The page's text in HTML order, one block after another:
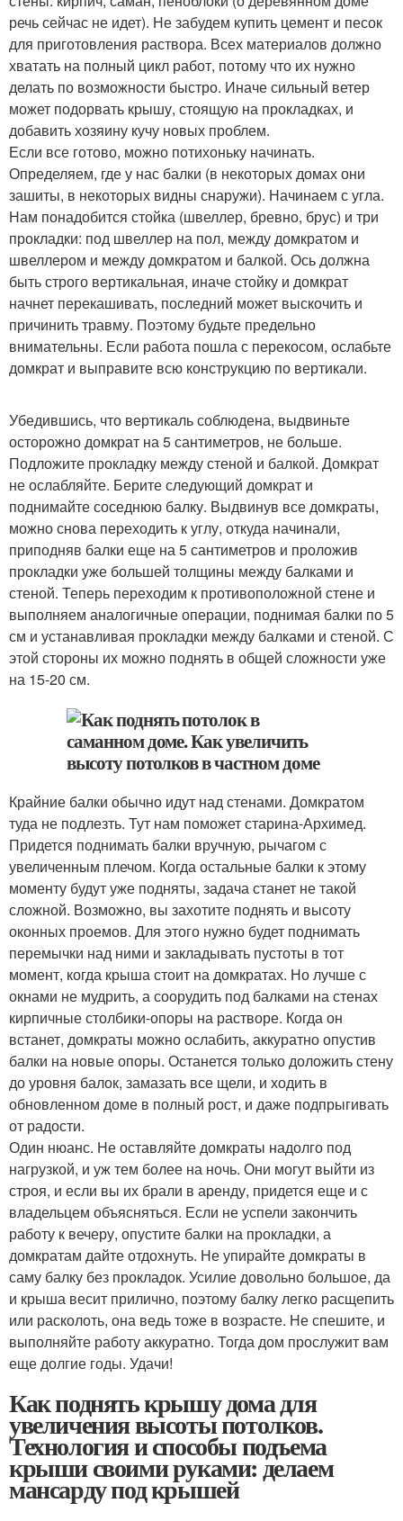
речь сейчас не идет). Не забудем купить цемент и песок
для приготовления раствора. Всех материалов должно
хватать на полный цикл работ, потому что их нужно
делать по возможности быстро. Иначе сильный ветер
может подорвать крышу, стоящую на прокладках, и
добавить хозяину кучу новых проблем.
Если все готово, можно потихоньку начинать.
Определяем, где у нас балки (в некоторых домах они
зашиты, в некоторых видны снаружи). Начинаем с угла.
Нам понадобится стойка (швеллер, бревно, брус) и три
прокладки: под швеллер на пол, между домкратом и
швеллером и между домкратом и балкой. Ось должна
быть строго вертикальная, иначе стойку и домкрат
начнет перекашивать, последний может выскочить и
причинить травму. Поэтому будьте предельно
внимательны. Если работа пошла с перекосом, ослабьте
домкрат и выправите всю конструкцию по вертикали.
Убедившись, что вертикаль соблюдена, выдвиньте
осторожно домкрат на 5 сантиметров, не больше.
Подложите прокладку между стеной и балкой. Домкрат
не ослабляйте. Берите следующий домкрат и
поднимайте соседнюю балку. Выдвинув все домкраты,
можно снова переходить к углу, откуда начинали,
приподняв балки еще на 5 сантиметров и проложив
прокладки уже большей толщины между балками и
стеной. Теперь переходим к противоположной стене и
выполняем аналогичные операции, поднимая балки по 5
см и устанавливая прокладки между балками и стеной. С
этой стороны их можно поднять в общей сложности уже
на 15-20 см.
Крайние балки обычно идут над стенами. Домкратом
туда не подлезть. Тут нам поможет старина-Архимед.
Придется поднимать балки вручную, рычагом с
увеличенным плечом. Когда остальные балки к этому
моменту будут уже подняты, задача станет не такой
сложной. Возможно, вы захотите поднять и высоту
оконных проемов. Для этого нужно будет поднимать
перемычки над ними и закладывать пустоты в тот
момент, когда крыша стоит на домкратах. Но лучше с
окнами не мудрить, а соорудить под балками на стенах
кирпичные столбики-опоры на растворе. Когда он
встанет, домкраты можно ослабить, аккуратно опустив
балки на новые опоры. Останется только доложить стену
до уровня балок, замазать все щели, и ходить в
обновленном доме в полный рост, и даже подпрыгивать
от радости.
Один нюанс. Не оставляйте домкраты надолго под
нагрузкой, и уж тем более на ночь. Они могут выйти из
строя, и если вы их брали в аренду, придется еще и с
владельцем объясняться. Если не успели закончить
работу к вечеру, опустите балки на прокладки, а
домкратам дайте отдохнуть. Не упирайте домкраты в
саму балку без прокладок. Усилие довольно большое, да
и крыша весит прилично, поэтому балку легко расщепить
или расколоть, она ведь тоже в возрасте. Не спешите, и
выполняйте работу аккуратно. Тогда дом прослужит вам
еще долгие годы. Удачи!
Как поднять крышу дома для
увеличения высоты потолков.
Технология и способы подъема
крыши своими руками: делаем
мансарду под крышей